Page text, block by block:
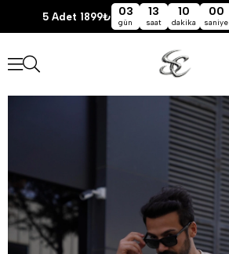
5 Adet 1899₺ 03
gün
13
saat
10
dakika
00
saniye